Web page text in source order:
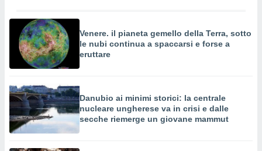
Venere. il pianeta gemello della Terra, sotto
le nubi continua a spaccarsi e forse a
eruttare
Danubio ai minimi storici: la centrale
nucleare ungherese va in crisi e dalle
secche riemerge un giovane mammut